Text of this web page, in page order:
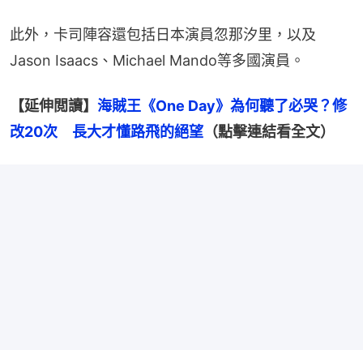
此外，卡司陣容還包括日本演員忽那汐里，以及
Jason Isaacs、Michael Mando等多國演員。
【延伸閲讀】 海賊王《One Day》為何聽了必哭？修
改20次　長大才懂路飛的絕望 （點擊連結看全文）